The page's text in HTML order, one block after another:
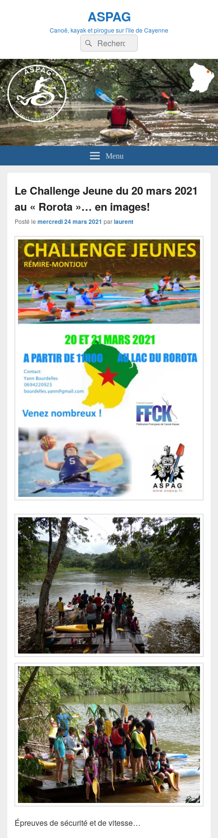
ASPAG
Canoë, kayak et pirogue sur l'île de Cayenne
Recherche :
Rechercher
Menu
Le Challenge Jeune du 20 mars 2021
au « Rorota »… en images!
Posté le mercredi 24 mars 2021 parlaurent
Épreuves de sécurité et de vitesse…